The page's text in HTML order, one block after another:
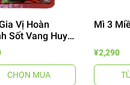
Vị Hoàn
Sốt Vang Huy
CHỌN MUA
Mì 3
¥2,290